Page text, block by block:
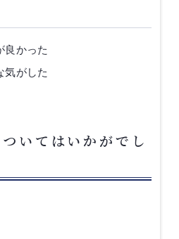
良かった
気がした
いてはいかがでし